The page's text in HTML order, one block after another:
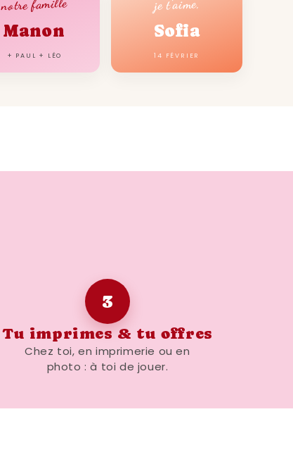
notre famille
Manon
+ PAUL + LÉO
je t'aime,
Sofia
14 FÉVRIER
3
Tu imprimes & tu offres
Chez toi, en imprimerie ou en
photo : à toi de jouer.